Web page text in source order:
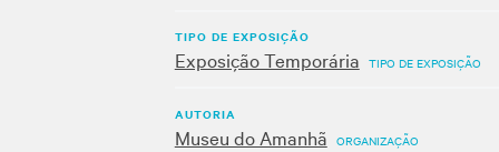
TIPO DE EXPOSIÇÃO
Exposição Temporária TIPO DE EXPOSIÇÃO
AUTORIA
Museu do Amanhã ORGANIZAÇÃO